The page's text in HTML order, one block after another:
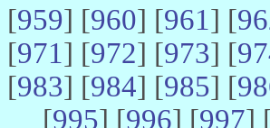
[959] [960] [961] [
[971] [972] [973] [
[983] [984] [985] [
[995] [996] [997]